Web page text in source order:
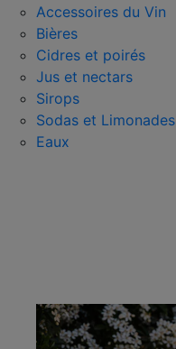
Accessoires du Vin
Bières
Cidres et poirés
Jus et nectars
Sirops
Sodas et Limonades
Eaux